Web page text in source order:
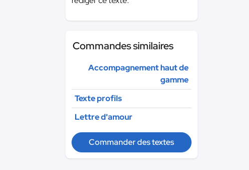
Commandes similaires
Accompagnement haut de
gamme
Texte profils
Lettre d'amour
Commander des textes